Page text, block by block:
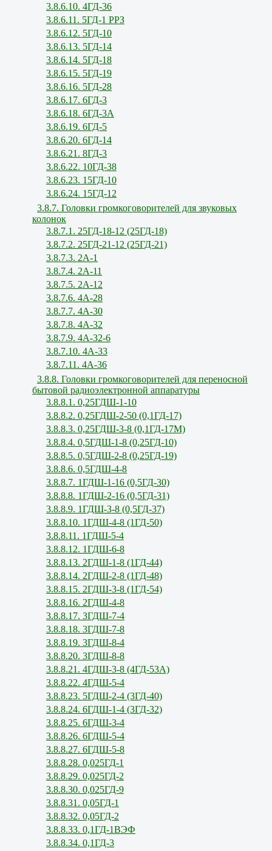
3.8.6.10. 4ГД-36
3.8.6.11. 5ГД-1 РРЗ
3.8.6.12. 5ГД-10
3.8.6.13. 5ГД-14
3.8.6.14. 5ГД-18
3.8.6.15. 5ГД-19
3.8.6.16. 5ГД-28
3.8.6.17. 6ГД-3
3.8.6.18. 6ГД-3А
3.8.6.19. 6ГД-5
3.8.6.20. 6ГД-14
3.8.6.21. 8ГД-3
3.8.6.22. 10ГД-38
3.8.6.23. 15ГД-10
3.8.6.24. 15ГД-12
3.8.7. Головки громкоговорителей для звуковых
колонок
3.8.7.1. 25ГД-18-12 (25ГД-18)
3.8.7.2. 25ГД-21-12 (25ГД-21)
3.8.7.3. 2А-1
3.8.7.4. 2А-11
3.8.7.5. 2А-12
3.8.7.6. 4А-28
3.8.7.7. 4А-30
3.8.7.8. 4А-32
3.8.7.9. 4А-32-6
3.8.7.10. 4А-33
3.8.7.11. 4А-36
3.8.8. Головки громкоговорителей для переносной
бытовой радиоэлектронной аппаратуры
3.8.8.1. 0,25ГДШ-1-10
3.8.8.2. 0,25ГДШ-2-50 (0,1ГД-17)
3.8.8.3. 0,25ГДШ-3-8 (0,1ГД-17М)
3.8.8.4. 0,5ГДШ-1-8 (0,25ГД-10)
3.8.8.5. 0,5ГДШ-2-8 (0,25ГД-19)
3.8.8.6. 0,5ГДШ-4-8
3.8.8.7. 1ГДШ-1-16 (0,5ГД-30)
3.8.8.8. 1ГДШ-2-16 (0,5ГД-31)
3.8.8.9. 1ГДШ-3-8 (0,5ГД-37)
3.8.8.10. 1ГДШ-4-8 (1ГД-50)
3.8.8.11. 1ГДШ-5-4
3.8.8.12. 1ГДШ-6-8
3.8.8.13. 2ГДШ-1-8 (1ГД-44)
3.8.8.14. 2ГДШ-2-8 (1ГД-48)
3.8.8.15. 2ГДШ-3-8 (1ГД-54)
3.8.8.16. 2ГДШ-4-8
3.8.8.17. 3ГДШ-7-4
3.8.8.18. 3ГДШ-7-8
3.8.8.19. 3ГДШ-8-4
3.8.8.20. 3ГДШ-8-8
3.8.8.21. 4ГДШ-3-8 (4ГД-53А)
3.8.8.22. 4ГДШ-5-4
3.8.8.23. 5ГДШ-2-4 (3ГД-40)
3.8.8.24. 6ГДШ-1-4 (3ГД-32)
3.8.8.25. 6ГДШ-3-4
3.8.8.26. 6ГДШ-5-4
3.8.8.27. 6ГДШ-5-8
3.8.8.28. 0,025ГД-1
3.8.8.29. 0,025ГД-2
3.8.8.30. 0,025ГД-9
3.8.8.31. 0,05ГД-1
3.8.8.32. 0,05ГД-2
3.8.8.33. 0,1ГД-1ВЭФ
3.8.8.34. 0,1ГД-3